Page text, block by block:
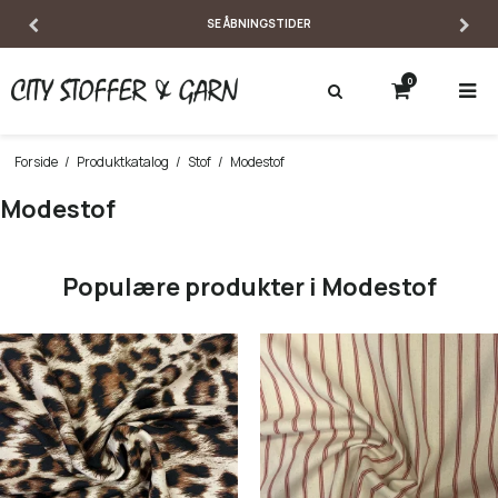
EKSPERTISE & PERSONLIG RÅDGIVNING
0
Forside / Produktkatalog / Stof / Modestof
Modestof
Populære produkter i Modestof